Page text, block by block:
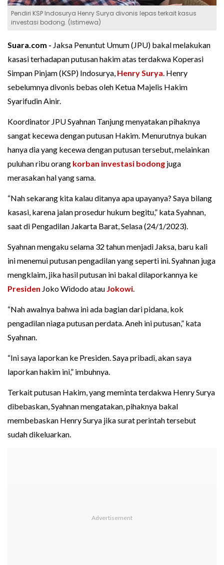
Pendiri KSP Indosurya Henry Surya divonis lepas terkait kasus
investasi bodong. (Istimewa)
Suara.com - Jaksa Penuntut Umum (JPU) bakal melakukan
kasasi terhadapan putusan hakim atas terdakwa Koperasi
Simpan Pinjam (KSP) Indosurya, Henry Surya. Henry
sebelumnya divonis bebas oleh Ketua Majelis Hakim
Syarifudin Ainir.
Koordinator JPU Syahnan Tanjung menyatakan pihaknya
sangat kecewa dengan putusan Hakim. Menurutnya bukan
hanya dia yang kecewa dengan putusan tersebut, melainkan
puluhan ribu orang korban investasi bodong juga
merasakan hal yang sama.
“Nah sekarang kita kalau ditanya apa upayanya? Saya bilang
kasasi, karena jalan prosedur hukum begitu,” kata Syahnan,
saat di Pengadilan Jakarta Barat, Selasa (24/1/2023).
Syahnan mengaku selama 32 tahun menjadi Jaksa, baru kali
ini menemui putusan pengadilan yang seperti ini. Syahnan juga
mengklaim, jika hasil putusan ini bakal dilaporkannya ke
Presiden Joko Widodo atau Jokowi.
“Nah awalnya bahwa ini ada bagian dari pidana, kok
pengadilan niaga putusan perdata. Aneh ini putusan,” kata
Syahnan.
“Ini saya laporkan ke Presiden. Saya pribadi, akan saya
laporkan hakim ini,” imbuhnya.
Terkait putusan Hakim, yang meminta terdakwa Henry Surya
dibebaskan, Syahnan mengatakan, pihaknya bakal
membebaskan Henry Surya jika surat perintah tersebut
sudah dikeluarkan.